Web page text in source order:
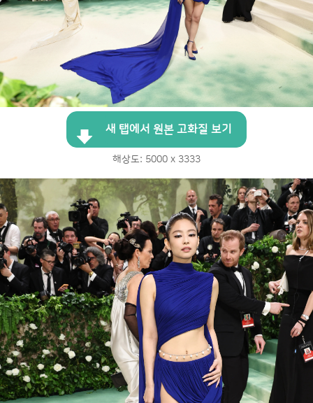
새 탭에서 원본 고화질 보기
해상도: 5000 x 3333